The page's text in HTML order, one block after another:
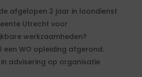
afgelopen 2 jaar in loondienst
Utrecht voor
werkzaamheden?
een WO opleiding afgerond.
advisering op organisatie